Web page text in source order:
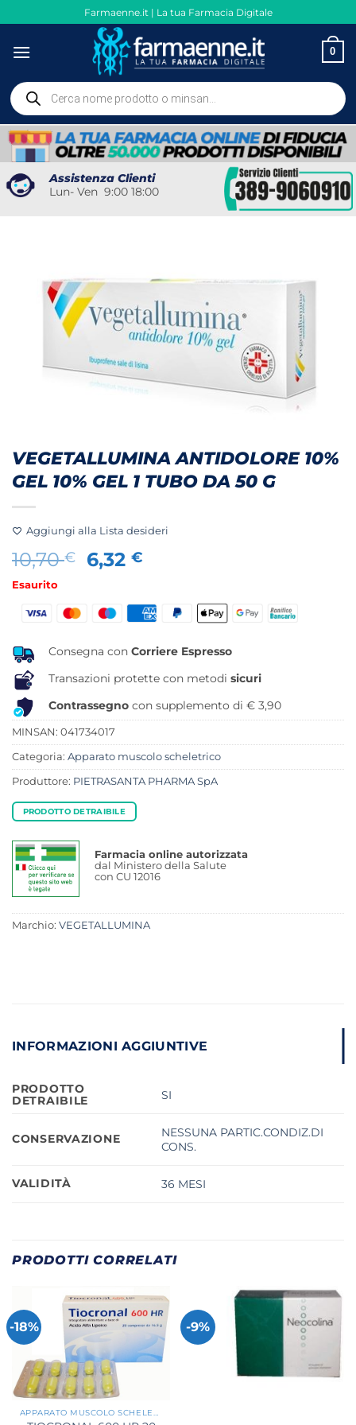
ai
contenuti
Farmaenne.it | La tua Farmacia Digitale
0
Ricerca
prodotti
Assistenza Clienti
Lun- Ven 9:00 18:00
VEGETALLUMINA ANTIDOLORE 10%
GEL 10% GEL 1 TUBO DA 50 G
Aggiungi alla Lista desideri
10,70€
Il
era:
6,32€
attuale
è:
Esaurito
Consegna con Corriere Espresso
Transazioni protette con metodi sicuri
Contrassegno con supplemento di € 3,90
MINSAN: 041734017
Categoria: Apparato muscolo scheletrico
Produttore: PIETRASANTA PHARMA SpA
PRODOTTO DETRAIBILE
Farmacia online autorizzata
dal Ministero della Salute
con CU 12016
Marchio: VEGETALLUMINA
INFORMAZIONI AGGIUNTIVE
PRODOTTO
DETRAIBILE
SI
CONSERVAZIONE
NESSUNA PARTIC.CONDIZ.DI
CONS.
VALIDITÀ 36 MESI
PRODOTTI CORRELATI
-18%
APPARATO MUSCOLO SCHELETRICO
-9%